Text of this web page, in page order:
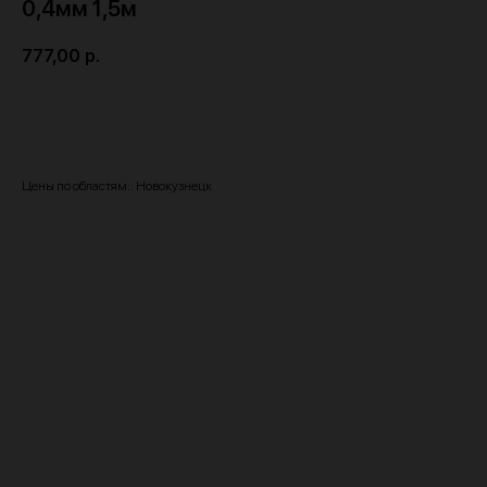
0,4мм 1,5м
777,00 р.
Цены по областям:: Новокузнецк